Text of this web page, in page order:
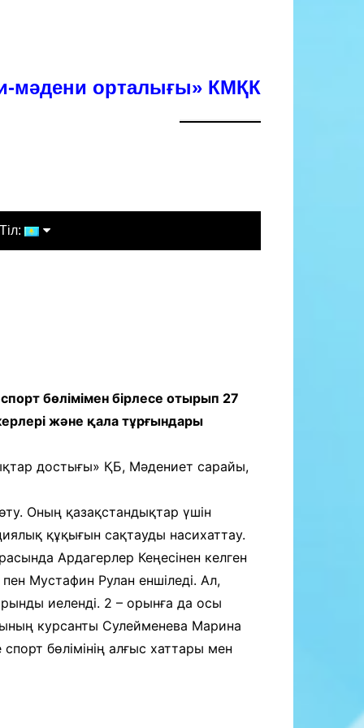
мәдени орталығы» КМҚК
Тіл:
бөлімімен бірлесе отырып 27
және қала тұрғындары
достығы» ҚБ, Мәдениет сарайы,
Оның қазақстандықтар үшін
құқығын сақтауды насихаттау.
Ардагерлер Кеңесінен келген
Мустафин Рулан еншіледі. Ал,
иеленді. 2 – орынға да осы
курсанты Сулейменева Марина
бөлімінің алғыс хаттары мен